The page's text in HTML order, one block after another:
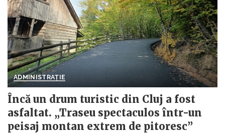
ADMINISTRAȚIE
Încă un drum turistic din Cluj a fost
asfaltat. „Traseu spectaculos într-un
peisaj montan extrem de pitoresc”